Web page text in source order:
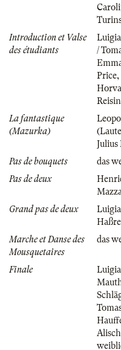
Introduction et Valse
des étudiants
/
Price,
La fantastique
(Mazurka)
Julius
Pas de bouquets
das
Pas de deux
Grand pas de deux
Marche et Danse des
Mousquetaires
das
Finale
Alisch